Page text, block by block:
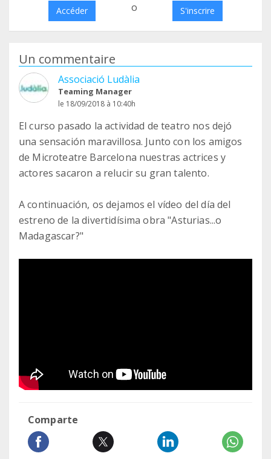
Accéder o S'inscrire
Un commentaire
Associació Ludàlia
Teaming Manager
le 18/09/2018 à 10:40h
El curso pasado la actividad de teatro nos dejó
una sensación maravillosa. Junto con los amigos
de Microteatre Barcelona nuestras actrices y
actores sacaron a relucir su gran talento.
A continuación, os dejamos el vídeo del día del
estreno de la divertidísima obra "Asturias...o
Madagascar?"
Comparte